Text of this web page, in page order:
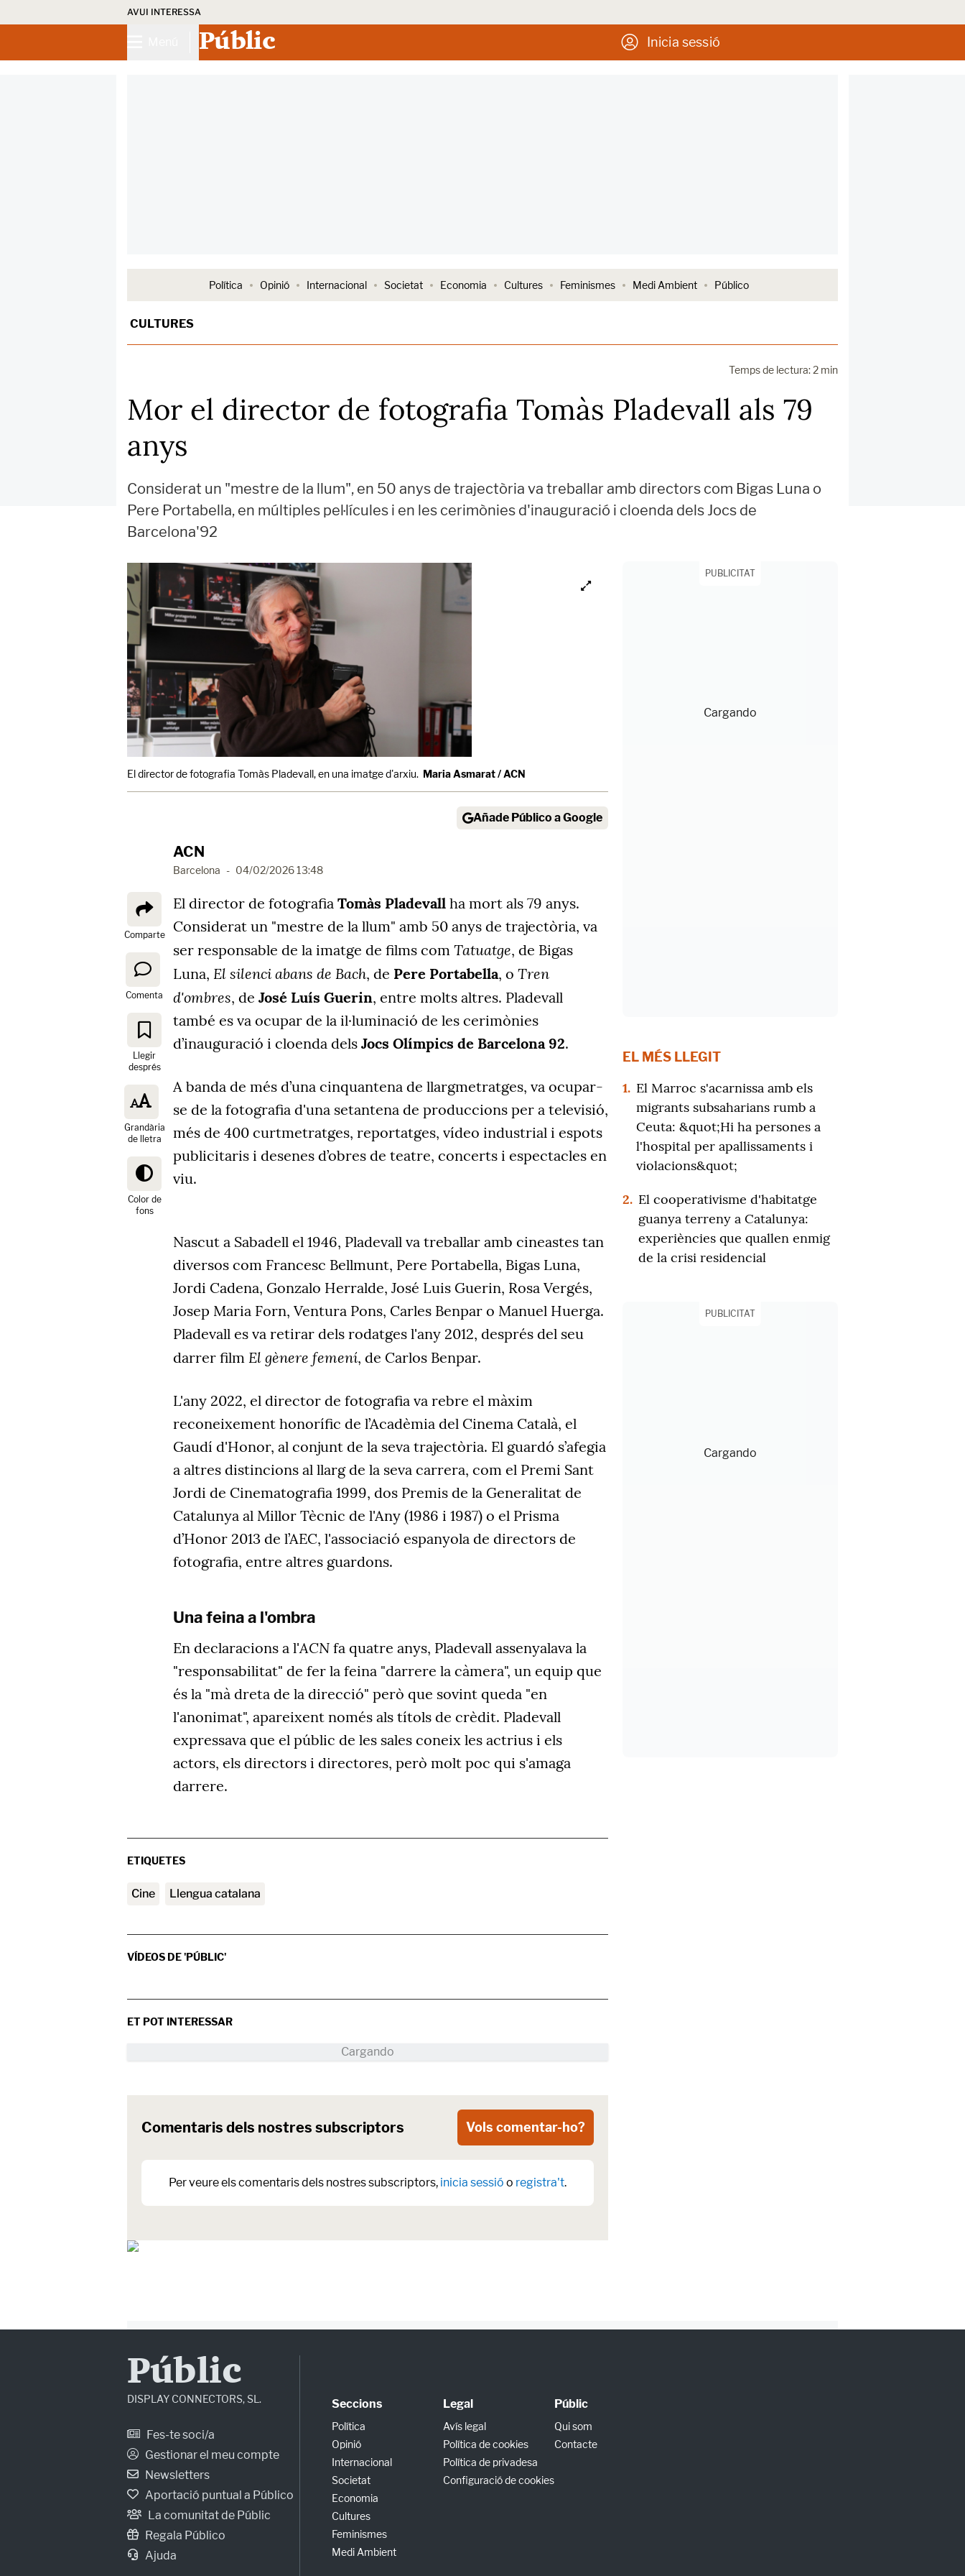
AVUI INTERESSA
Públic Inicia sessió
Política Opinió Internacional Societat Economia Cultures Feminismes Medi Ambient Público
CULTURES
Temps de lectura: 2 min
Mor el director de fotografia Tomàs Pladevall als 79
anys
Considerat un "mestre de la llum", en 50 anys de trajectòria va treballar amb directors com Bigas Luna o
Pere Portabella, en múltiples pel·lícules i en les cerimònies d'inauguració i cloenda dels Jocs de
Barcelona'92
El director de fotografia Tomàs Pladevall, en una imatge d'arxiu. Maria Asmarat / ACN
Añade Público a Google
ACN
Barcelona - 04/02/2026 13:48
Comparte
Comenta
Llegir
després
Grandària
de lletra
Color de
fons
El director de fotografia Tomàs Pladevall ha mort als 79 anys.
Considerat un "mestre de la llum" amb 50 anys de trajectòria, va
ser responsable de la imatge de films com Tatuatge, de Bigas
Luna, El silenci abans de Bach, de Pere Portabella, o Tren
d'ombres, de José Luís Guerin, entre molts altres. Pladevall
també es va ocupar de la il·luminació de les cerimònies
d’inauguració i cloenda dels Jocs Olímpics de Barcelona 92.
A banda de més d’una cinquantena de llargmetratges, va ocupar-
se de la fotografia d'una setantena de produccions per a televisió,
més de 400 curtmetratges, reportatges, vídeo industrial i espots
publicitaris i desenes d’obres de teatre, concerts i espectacles en
viu.
Nascut a Sabadell el 1946, Pladevall va treballar amb cineastes tan
diversos com Francesc Bellmunt, Pere Portabella, Bigas Luna,
Jordi Cadena, Gonzalo Herralde, José Luis Guerin, Rosa Vergés,
Josep Maria Forn, Ventura Pons, Carles Benpar o Manuel Huerga.
Pladevall es va retirar dels rodatges l'any 2012, després del seu
darrer film El gènere femení, de Carlos Benpar.
L'any 2022, el director de fotografia va rebre el màxim
reconeixement honorífic de l’Acadèmia del Cinema Català, el
Gaudí d'Honor, al conjunt de la seva trajectòria. El guardó s’afegia
a altres distincions al llarg de la seva carrera, com el Premi Sant
Jordi de Cinematografia 1999, dos Premis de la Generalitat de
Catalunya al Millor Tècnic de l'Any (1986 i 1987) o el Prisma
d’Honor 2013 de l’AEC, l'associació espanyola de directors de
fotografia, entre altres guardons.
Una feina a l'ombra
En declaracions a l'ACN fa quatre anys, Pladevall assenyalava la
"responsabilitat" de fer la feina "darrere la càmera", un equip que
és la "mà dreta de la direcció" però que sovint queda "en
l'anonimat", apareixent només als títols de crèdit. Pladevall
expressava que el públic de les sales coneix les actrius i els
actors, els directors i directores, però molt poc qui s'amaga
darrere.
ETIQUETES
cine Llengua catalana
VÍDEOS DE 'PÚBLIC'
ET POT INTERESSAR
Comentaris dels nostres subscriptors Vols comentar-ho?
Per veure els comentaris dels nostres subscriptors, inicia sessió o registra't.
PUBLICITAT
EL MÉS LLEGIT
1. El Marroc s'acarnissa amb els
migrants subsaharians rumb a
Ceuta: &quot;Hi ha persones a
l'hospital per apallissaments i
violacions&quot;
2. El cooperativisme d'habitatge
guanya terreny a Catalunya:
experiències que quallen enmig
de la crisi residencial
PUBLICITAT
Públic
DISPLAY CONNECTORS, SL.
Fes-te soci/a
Gestionar el meu compte
Newsletters
Aportació puntual a Público
La comunitat de Públic
Regala Público
Ajuda
Seccions
Política
Opinió
Internacional
Societat
Economia
Cultures
Feminismes
Medi Ambient
Legal
Avís legal
Política de cookies
Política de privadesa
Configuració de cookies
Públic
Qui som
Contacte